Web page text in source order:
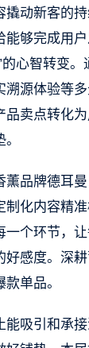
撬动新客的
够完成用户
的心智转变
溯源体验等
品卖点转化
薰品牌德耳
制化内容精
一个环节，
好感度。深
单品。
能吸引和承